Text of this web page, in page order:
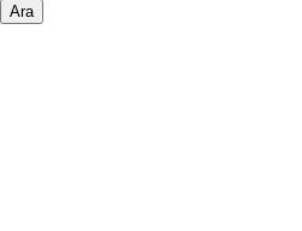
Ara